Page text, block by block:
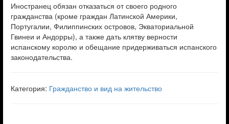
Иностранец обязан отказаться от своего родного
гражданства (кроме граждан Латинской Америки,
Португалии, Филиппинских островов, Экваториальной
Гвинеи и Андорры), а также дать клятву верности
испанскому королю и обещание придерживаться испанского
законодательства.
Категория: Гражданство и вид на жительство